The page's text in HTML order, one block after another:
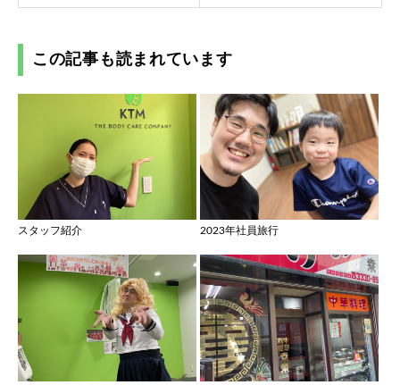
この記事も読まれています
スタッフ紹介 2023年社員旅行